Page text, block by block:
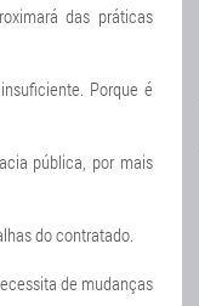
das práticas
Porque é
pública, por mais
do contratado.
de mudanças